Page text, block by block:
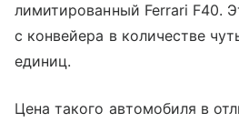
лимитированный Ferrari F40.
с конвейера в количестве
единиц.
Цена такого автомобиля в